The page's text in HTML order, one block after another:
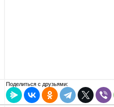
Поделиться с друзьями: